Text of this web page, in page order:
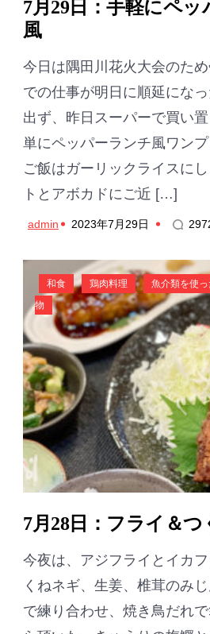
7月29日：手軽にペッ
風
今日は隅田川花火大会のた
での仕事が明日に順延にな
出ず、昨日スーパーで買い
単にペッパーランチ風ワン
ご飯はガーリックライスに
トとアボカドにご近 […]
admin 2023年7月29日
和食 鶏肉料理 魚介類を使
物
7月28日：フライ＆つ
今夜は、アジフライとイカ
くねネギ、生姜、椎茸のみ
で練り合わせ、焼き鳥だれ